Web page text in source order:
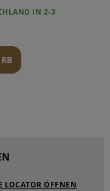
IN 2-3
LOCATOR ÖFFNEN